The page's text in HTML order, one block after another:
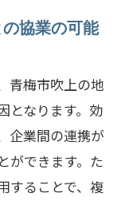
協業の可能
青梅市吹上の地
となります。効
企業間の連携が
ができます。た
することで、複